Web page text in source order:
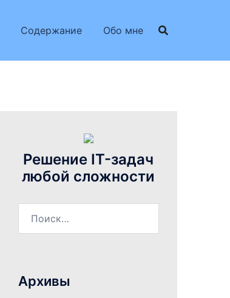
Содержание Обо мне
Решение IT-задач
любой сложности
Архивы